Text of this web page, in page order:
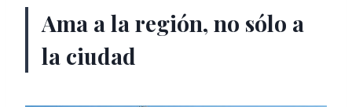
Ama a la región, no sólo a
la ciudad